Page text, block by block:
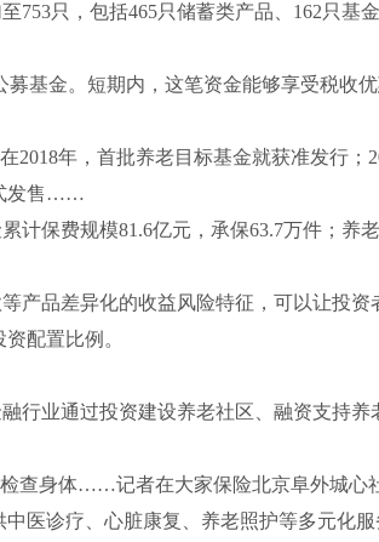
只，包括465只储蓄类产品、162只基
基金。短期内，这笔资金能够享受税收
年，首批养老目标基金就获准发行；
发售……
保费规模81.6亿元，承保63.7万件；养
品差异化的收益风险特征，可以让投资
配置比例。
业通过投资建设养老社区、融资支持养
身体……记者在大家保险北京阜外城心
医诊疗、心脏康复、养老照护等多元化服